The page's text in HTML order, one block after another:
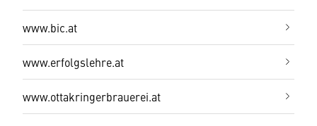
www.bic.at
www.erfolgslehre.at
www.ottakringerbrauerei.at